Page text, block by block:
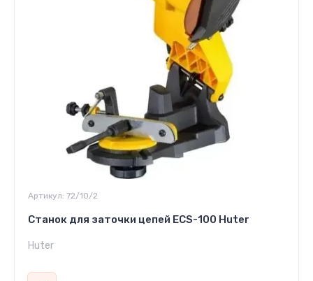
Артикул: 72/10/2
Станок для заточки цепей ECS-100 Huter
Huter